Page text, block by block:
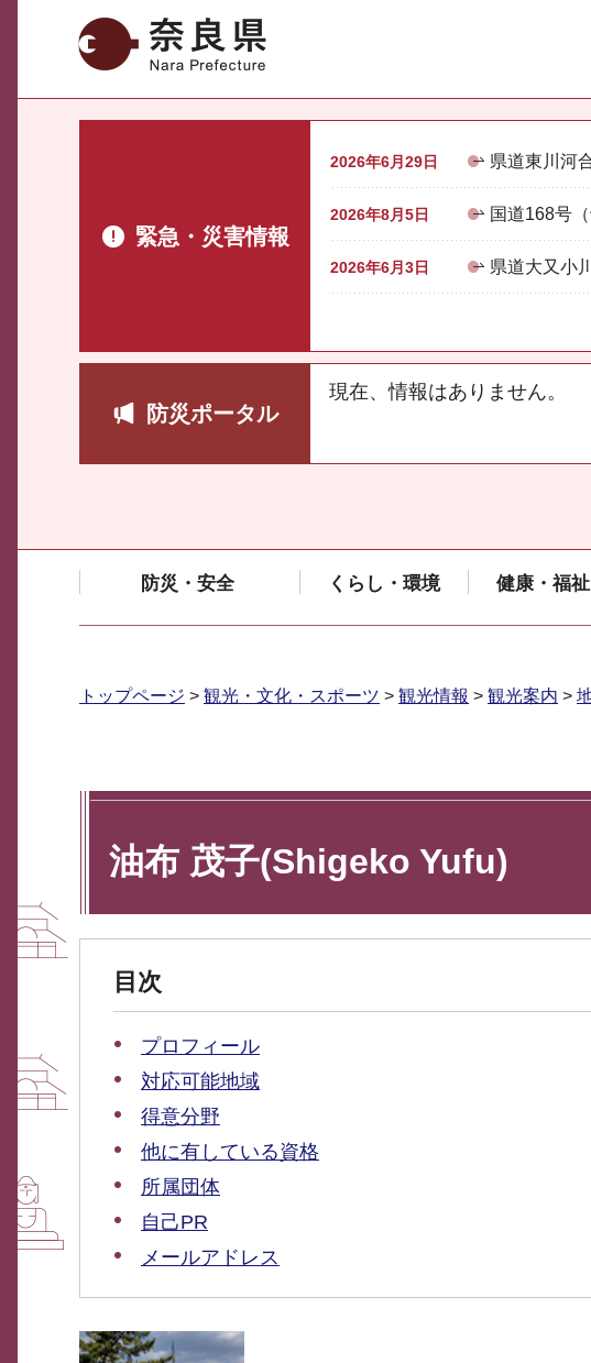
奈良県
緊急・災害情報
2026年6月29日 県道東川河
2026年8月5日 国道168号
2026年6月3日 県道大又小
防災ポータル
現在、情報はありません。
防災・安全 くらし・環境 健康・福祉
トップページ > 観光・文化・スポーツ > 観光情報 > 観光案内 >
油布 茂子(Shigeko Yufu)
目次
プロフィール
対応可能地域
得意分野
他に有している資格
所属団体
自己PR
メールアドレス